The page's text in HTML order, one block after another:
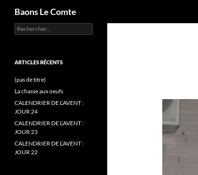
Baons Le Comte
Rechercher :
ARTICLES RÉCENTS
(pas de titre)
La chasse aux oeufs
CALENDRIER DE L’AVENT :
JOUR 24
CALENDRIER DE L’AVENT :
JOUR 23
CALENDRIER DE L’AVENT :
JOUR 22